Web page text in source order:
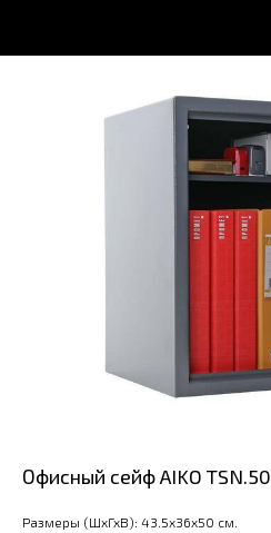
Офисный сейф AIKO TSN.50
Размеры (ШхГхВ): 43.5x36x50 см.